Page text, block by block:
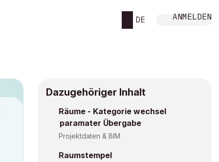
DE ANMELDEN
Dazugehöriger Inhalt
Räume - Kategorie wechsel
paramater Übergabe
Projektdaten & BIM
Raumstempel